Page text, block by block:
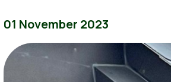
01 November 2023